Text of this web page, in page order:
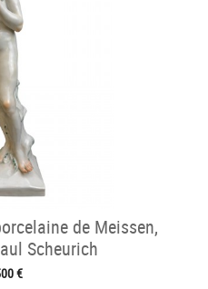
de Meissen,
Scheurich
€